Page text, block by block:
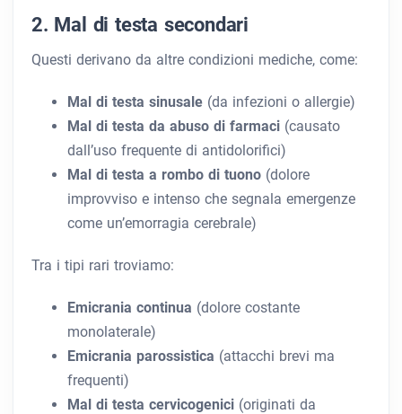
2. Mal di testa secondari
Questi derivano da altre condizioni mediche, come:
Mal di testa sinusale (da infezioni o allergie)
Mal di testa da abuso di farmaci (causato
dall’uso frequente di antidolorifici)
Mal di testa a rombo di tuono (dolore
improvviso e intenso che segnala emergenze
come un’emorragia cerebrale)
Tra i tipi rari troviamo:
Emicrania continua (dolore costante
monolaterale)
Emicrania parossistica (attacchi brevi ma
frequenti)
Mal di testa cervicogenici (originati da